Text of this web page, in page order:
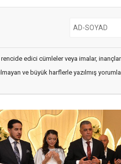
edici cümleler veya imalar,
ve büyük harflerle yazılmış